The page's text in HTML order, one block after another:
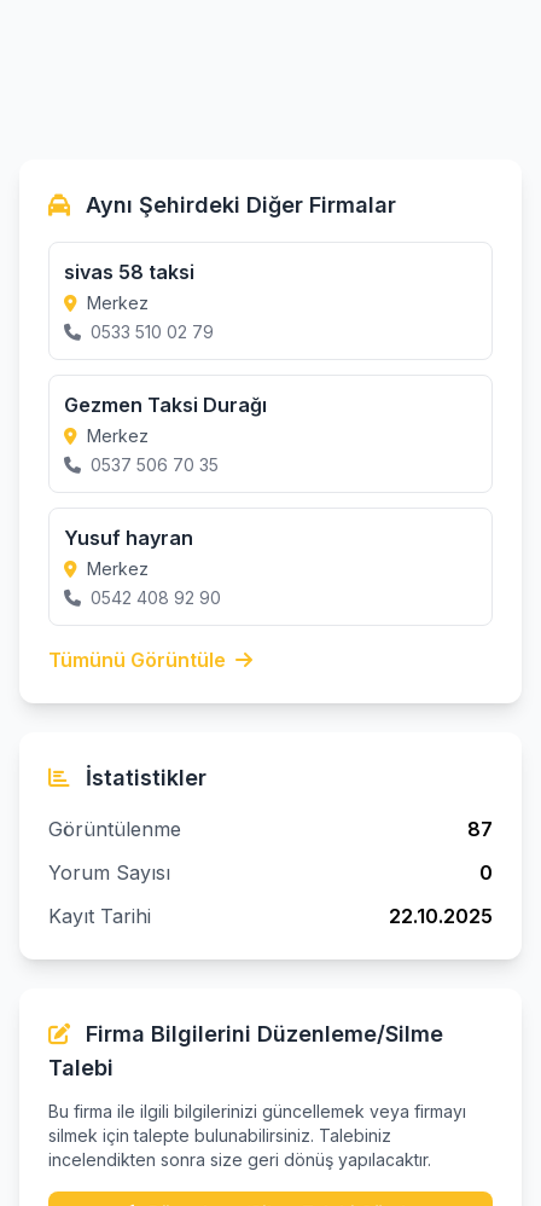
Aynı Şehirdeki Diğer Firmalar
sivas 58 taksi
Merkez
0533 510 02 79
Gezmen Taksi Durağı
Merkez
0537 506 70 35
Yusuf hayran
Merkez
0542 408 92 90
Tümünü Görüntüle
İstatistikler
Görüntülenme
87
Yorum Sayısı
0
Kayıt Tarihi
22.10.2025
Firma Bilgilerini Düzenleme/Silme
Talebi
Bu firma ile ilgili bilgilerinizi güncellemek veya firmayı
silmek için talepte bulunabilirsiniz. Talebiniz
incelendikten sonra size geri dönüş yapılacaktır.